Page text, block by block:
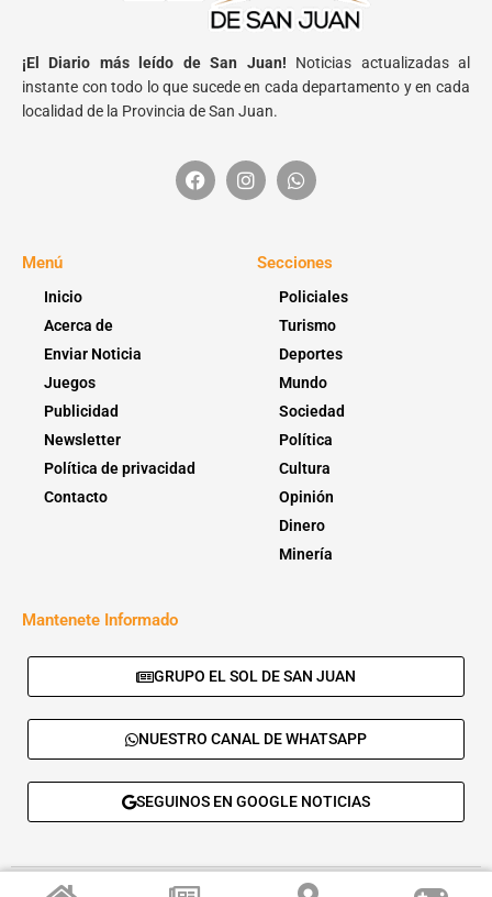
¡El Diario más leído de San Juan! Noticias actualizadas al
instante con todo lo que sucede en cada departamento y en cada
localidad de la Provincia de San Juan.
Menú
Inicio
Acerca de
Enviar Noticia
Juegos
Publicidad
Newsletter
Política de privacidad
Contacto
Secciones
Policiales
Turismo
Deportes
Mundo
Sociedad
Política
Cultura
Opinión
Dinero
Minería
Mantenete Informado
GRUPO EL SOL DE SAN JUAN
NUESTRO CANAL DE WHATSAPP
SEGUINOS EN GOOGLE NOTICIAS